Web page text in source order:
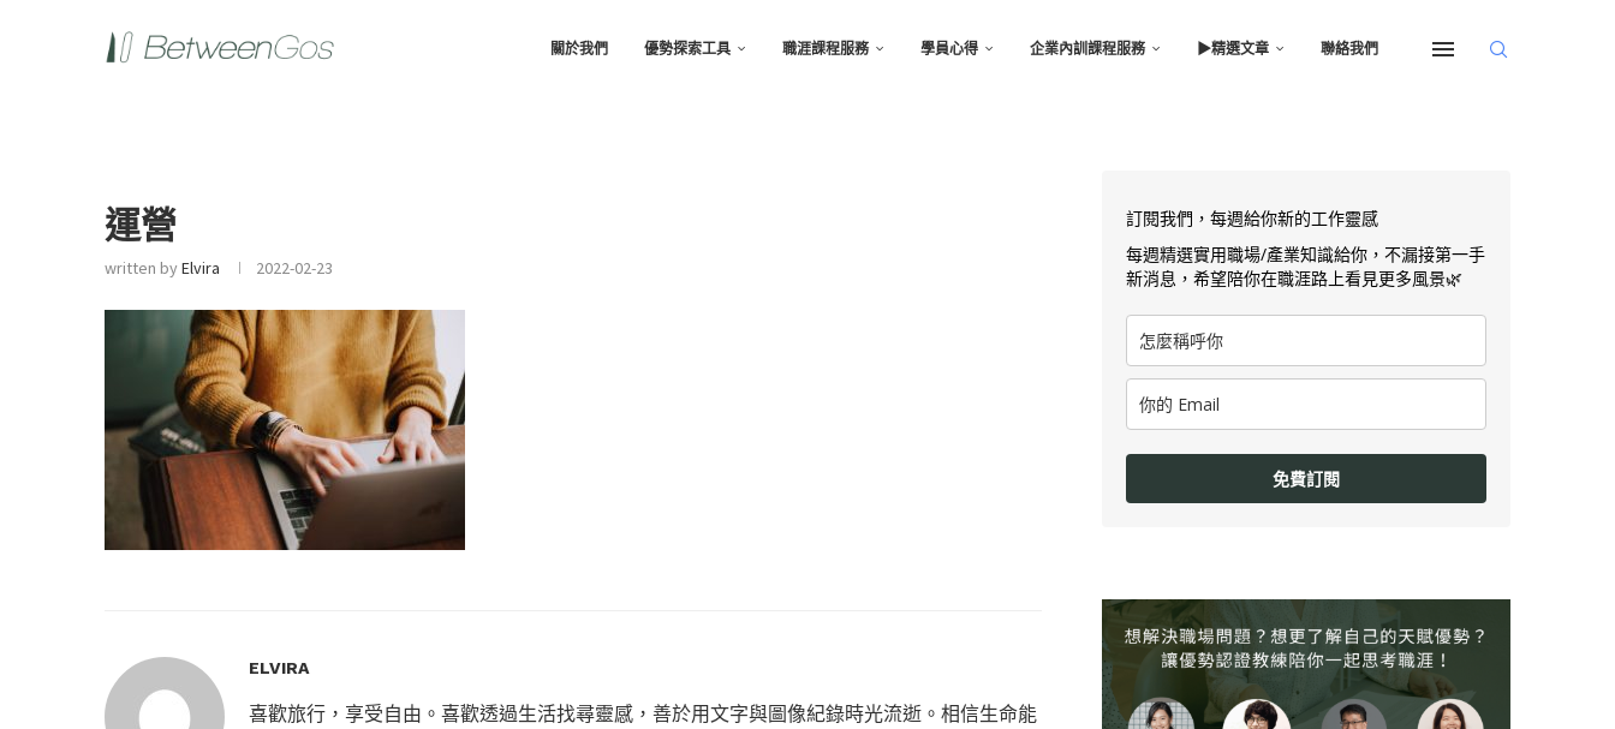
關於我們 優勢探索工具 職涯課程服務 學員心得 企業內訓課程服務 ▶︎精選文章 聯絡我們
運營
written byElvira 2022-02-23
ELVIRA
喜歡旅行，享受自由。喜歡透過生活找尋靈感，善於用文字與圖像紀錄時光流逝。相信生命能
訂閱我們，每週給你新的工作靈感
每週精選實用職場/產業知識給你，不漏接第一手
新消息，希望陪你在職涯路上看見更多風景🌿
免費訂閱